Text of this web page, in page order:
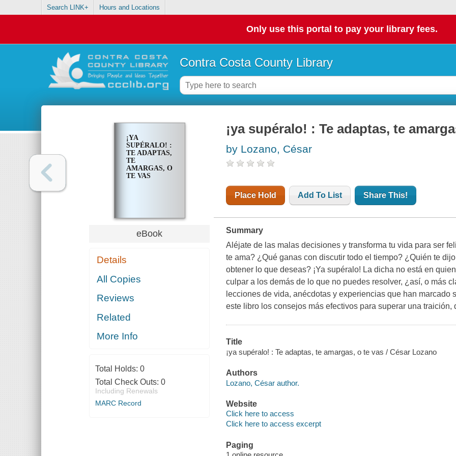
Search LINK+ Hours and Locations
Only use this portal to pay your library fees.
Contra Costa County Library
¡YA
SUPÉRALO! :
TE ADAPTAS,
TE
AMARGAS, O
TE VAS
eBook
Details
All Copies
Reviews
Related
More Info
Total Holds: 0
Total Check Outs: 0
Including Renewals
MARC Record
¡ya supéralo! : Te adaptas, te
by Lozano, César
Place Hold Add To List Share This!
Summary
Aléjate de las malas decisiones y transforma tu vida para ser
te ama? ¿Qué ganas con discutir todo el tiempo? ¿Quién te
obtener lo que deseas? ¡Ya supéralo! La dicha no está en
culpar a los demás de lo que no puedes resolver, ¿así, o más
lecciones de vida, anécdotas y experiencias que han marcado
este libro los consejos más efectivos para superar una traición,
Title
¡ya supéralo! : Te adaptas, te amargas, o te vas / César Lozano
Authors
Lozano, César author.
Website
Click here to access
Click here to access excerpt
Paging